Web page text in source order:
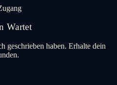
Wartet
geschrieben haben. Erhalte dein